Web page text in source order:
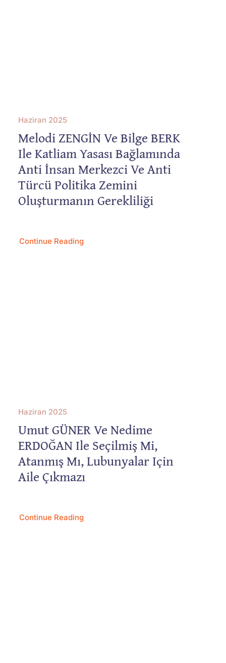
Haziran 2025
Melodi ZENGİN Ve Bilge BERK
Ile Katliam Yasası Bağlamında
Anti İnsan Merkezci Ve Anti
Türcü Politika Zemini
Oluşturmanın Gerekliliği
Continue Reading
Haziran 2025
Umut GÜNER Ve Nedime
ERDOĞAN Ile Seçilmiş Mi,
Atanmış Mı, Lubunyalar Için
Aile Çıkmazı
Continue Reading